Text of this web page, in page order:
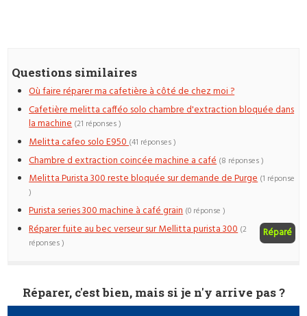
Questions similaires
Où faire réparer ma cafetière à côté de chez moi ?
Cafetière melitta cafféo solo chambre d'extraction bloquée dans
la machine (21 réponses )
Melitta cafeo solo E950(41 réponses )
Chambre d extraction coincée machine a café (8 réponses )
Melitta Purista 300 reste bloquée sur demande de Purge (1 réponse
)
Purista series 300 machine à café grain (0 réponse )
Réparer fuite au bec verseur sur Mellitta purista 300 Réparé
(2
réponses )
Réparer, c'est bien, mais si je n'y arrive pas ?